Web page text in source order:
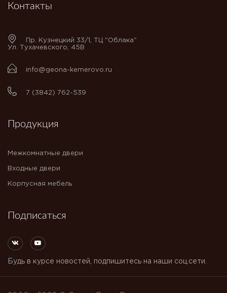
Контакты
Пр. Кузнецкий 33/1, ТЦ "Облака"
Ул. Тухачевского, 45В
info@geona-kemerovo.ru
7 (3842) 762-539
Продукция
Межкомнатные двери
Входные двери
Корпусная мебель
Подписаться
Будь в курсе новостей, подпишитесь на наши соц.сети.